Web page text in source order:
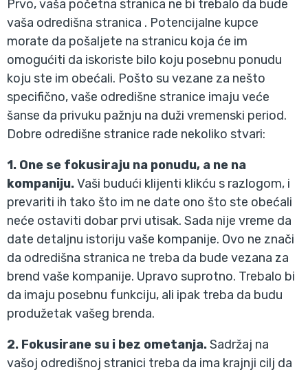
Prvo, vaša početna stranica ne bi trebalo da bude
vaša odredišna stranica . Potencijalne kupce
morate da pošaljete na stranicu koja će im
omogućiti da iskoriste bilo koju posebnu ponudu
koju ste im obećali. Pošto su vezane za nešto
specifično, vaše odredišne stranice imaju veće
šanse da privuku pažnju na duži vremenski period.
Dobre odredišne stranice rade nekoliko stvari:
1. One se fokusiraju na ponudu, a ne na
kompaniju.Vaši budući klijenti klikću s razlogom, i
prevariti ih tako što im ne date ono što ste obećali
neće ostaviti dobar prvi utisak. Sada nije vreme da
date detaljnu istoriju vaše kompanije. Ovo ne znači
da odredišna stranica ne treba da bude vezana za
brend vaše kompanije. Upravo suprotno. Trebalo bi
da imaju posebnu funkciju, ali ipak treba da budu
produžetak vašeg brenda.
2. Fokusirane su i bez ometanja.Sadržaj na
vašoj odredišnoj stranici treba da ima krajnji cilj da